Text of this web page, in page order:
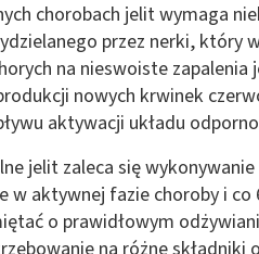
chorobach jelit wymaga
przez nerki, który
na nieswoiste zapalenia
nowych krwinek
aktywacji układu
jelit zaleca się
w aktywnej fazie choroby i co
o prawidłowym